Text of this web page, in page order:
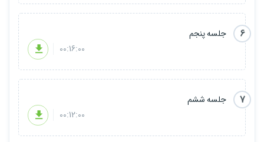
6
جلسه پنجم
00:16:00
7
جلسه ششم
00:12:00